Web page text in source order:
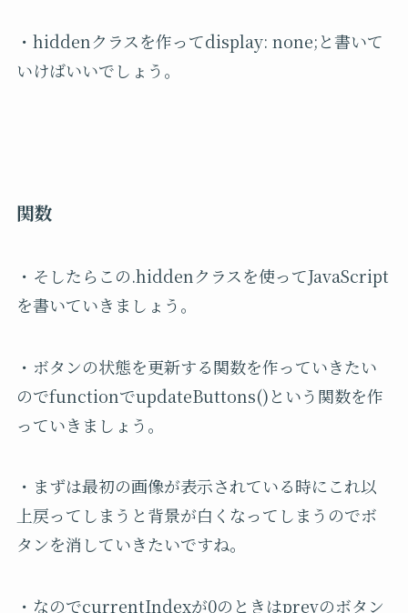
・hiddenクラスを作ってdisplay: none;と書いて
いけばいいでしょう。
関数
・そしたらこの.hiddenクラスを使ってJavaScript
を書いていきましょう。
・ボタンの状態を更新する関数を作っていきたい
のでfunctionでupdateButtons()という関数を作
っていきましょう。
・まずは最初の画像が表示されている時にこれ以
上戻ってしまうと背景が白くなってしまうのでボ
タンを消していきたいですね。
・なのでcurrentIndexが0のときはprevのボタン